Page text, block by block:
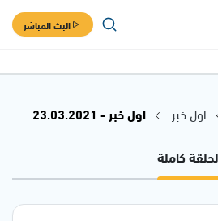
البث المباشر
اول خبر
اول خبر - 23.03.2021
كاملة